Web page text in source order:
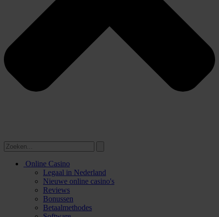
Online Casino
Legaal in Nederland
Nieuwe online casino's
Reviews
Bonussen
Betaalmethodes